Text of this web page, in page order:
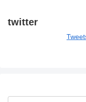
twitter